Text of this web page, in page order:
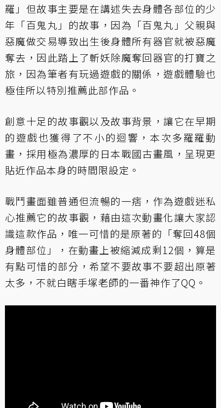
羅」但故事主要是在講述失去身體各部位的少
年「百鬼丸」的故事，因為「百鬼丸」父親與
惡魔做交易導致出生後身體所有器官就被惡魔
奪去，因此踏上了斬妖除魔奪回器官的打寶之
旅，因為筆者有玩過遊戲的關係，遊戲體驗也
極佳所以特別推薦此部作品。
創意十足的故事觀以及故事背景，讓它在早期
的遊戲也獲得了不小的迴響，本次多羅羅動
畫，採用極為濃厚的日本戰國古畫風，呈現更
貼近作品本身的時間限設定。
戰鬥畫面雖普通但流暢的一痞，作為遊戲迷私
心推薦它的故事觀，藉由這次動畫化讓大家認
識這款作品，唯一可惜的是原著的「奪回48個
身體部位」，在動畫上被縮減成剩12個，算是
有點可惜的部分，希望不要故事不要超出原著
太多，不就白瞎手塚老師的一番神作了QQ。